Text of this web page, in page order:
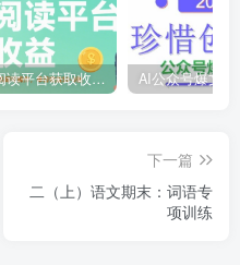
零撸阅读平台获取收益，最新无门槛平台，一部手机即可操作，单日收益50-3张【揭秘】
下一篇
二（上）语文期末：词语专
项训练